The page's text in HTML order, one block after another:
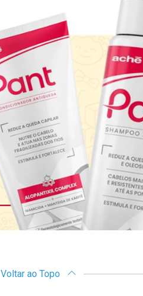
Voltar ao Topo